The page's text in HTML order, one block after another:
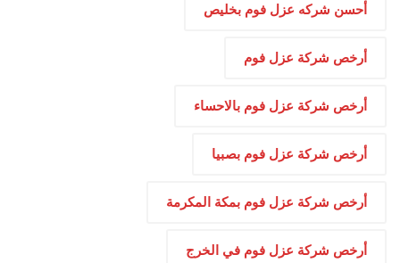
أحسن شركه عزل فوم بخليص
أرخص شركة عزل فوم
أرخص شركة عزل فوم بالاحساء
أرخص شركة عزل فوم بصبيا
أرخص شركة عزل فوم بمكة المكرمة
أرخص شركة عزل فوم في الخرج